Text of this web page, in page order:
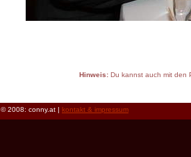
Hinweis:Du kannst auch mit den
© 2008: conny.at | kontakt & impressum